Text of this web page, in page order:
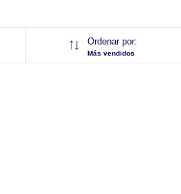
Ordenar por:
Más vendidos